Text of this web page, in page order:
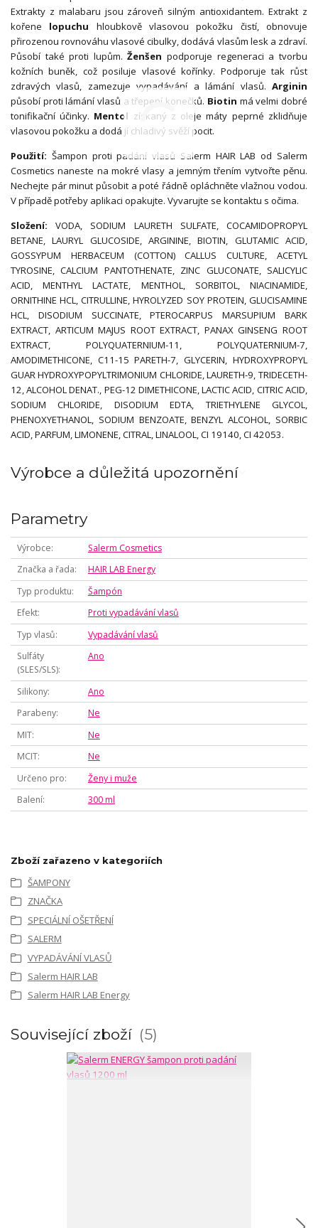
Extrakty z malabaru jsou zároveň silným antioxidantem. Extrakt z
kořene lopuchu hloubkově vlasovou pokožku čistí, obnovuje
přirozenou rovnováhu vlasové cibulky, dodává vlasům lesk a zdraví.
Působí také proti lupům.Ženšen podporuje regeneraci a tvorbu
kožních buněk, což posiluje vlasové kořínky. Podporuje tak růst
zdravých vlasů, zamezuje vypadávání a lámání vlasů. Arginin
působí proti lámání vlasů a třepení konečků. Biotin má velmi dobré
tonifikační účinky. Mentol získaný z oleje máty peprné zklidňuje
vlasovou pokožku a dodá jí chladivý svěží pocit.
Použití: Šampon proti padání vlasů Salerm HAIR LAB od Salerm
Cosmetics naneste na mokré vlasy a jemným třením vytvořte pěnu.
Nechejte pár minut působit a poté řádně opláchněte vlažnou vodou.
V případě potřeby aplikaci opakujte. Vyvarujte se kontaktu s očima.
Složení: VODA, SODIUM LAURETH SULFATE, COCAMIDOPROPYL
BETANE, LAURYL GLUCOSIDE, ARGININE, BIOTIN, GLUTAMIC ACID,
GOSSYPUM HERBACEUM (COTTON) CALLUS CULTURE, ACETYL
TYROSINE, CALCIUM PANTOTHENATE, ZINC GLUCONATE, SALICYLIC
ACID, MENTHYL LACTATE, MENTHOL, SORBITOL, NIACINAMIDE,
ORNITHINE HCL, CITRULLINE, HYROLYZED SOY PROTEIN, GLUCISAMINE
HCL, DISODIUM SUCCINATE, PTEROCARPUS MARSUPIUM BARK
EXTRACT, ARTICUM MAJUS ROOT EXTRACT, PANAX GINSENG ROOT
EXTRACT, POLYQUATERNIUM-11, POLYQUATERNIUM-7,
AMODIMETHICONE, C11-15 PARETH-7, GLYCERIN, HYDROXYPROPYL
GUAR HYDROXYPOPYLTRIMONIUM CHLORIDE, LAURETH-9, TRIDECETH-
12, ALCOHOL DENAT., PEG-12 DIMETHICONE, LACTIC ACID, CITRIC ACID,
SODIUM CHLORIDE, DISODIUM EDTA, TRIETHYLENE GLYCOL,
PHENOXYETHANOL, SODIUM BENZOATE, BENZYL ALCOHOL, SORBIC
ACID, PARFUM, LIMONENE, CITRAL, LINALOOL, CI 19140, CI 42053.
Výrobce a důležitá upozornění
Parametry
Výrobce
Salerm Cosmetics
Značka a řada
HAIR LAB Energy
Typ produktu
Šampón
Efekt
Proti vypadávání vlasů
Typ vlasů
Vypadávání vlasů
Sulfáty
(SLES/SLS)
Ano
Silikony
Ano
Parabeny
Ne
MIT
Ne
MCIT
Ne
Určeno pro
Ženy i muže
Balení
300 ml
Zboží zařazeno v kategoriích
ŠAMPONY
ZNAČKA
SPECIÁLNÍ OŠETŘENÍ
SALERM
VYPADÁVÁNÍ VLASŮ
Salerm HAIR LAB
Salerm HAIR LAB Energy
Související zboží 5